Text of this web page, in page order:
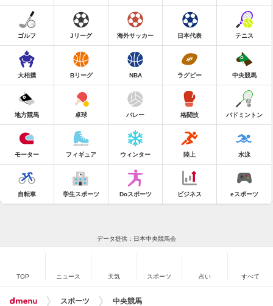
ゴルフ Jリーグ 海外サッカー 日本代表 テニス
大相撲 Bリーグ NBA ラグビー 中央競馬
地方競馬 卓球 バレー 格闘技 バドミントン
モーター フィギュア ウィンター 陸上 水泳
自転車 学生スポーツ Doスポーツ ビジネス eスポーツ
データ提供：日本中央競馬会
TOP ニュース 天気 スポーツ 占い すべて
スポーツ 中央競馬